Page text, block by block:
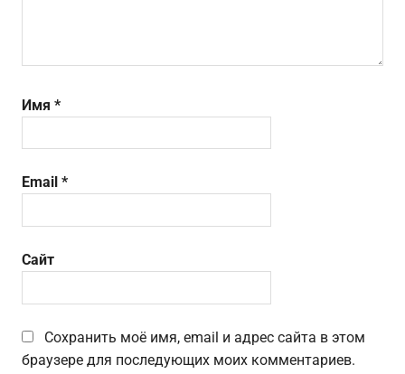
Имя *
Email *
Сайт
Сохранить моё имя, email и адрес сайта в этом
браузере для последующих моих комментариев.